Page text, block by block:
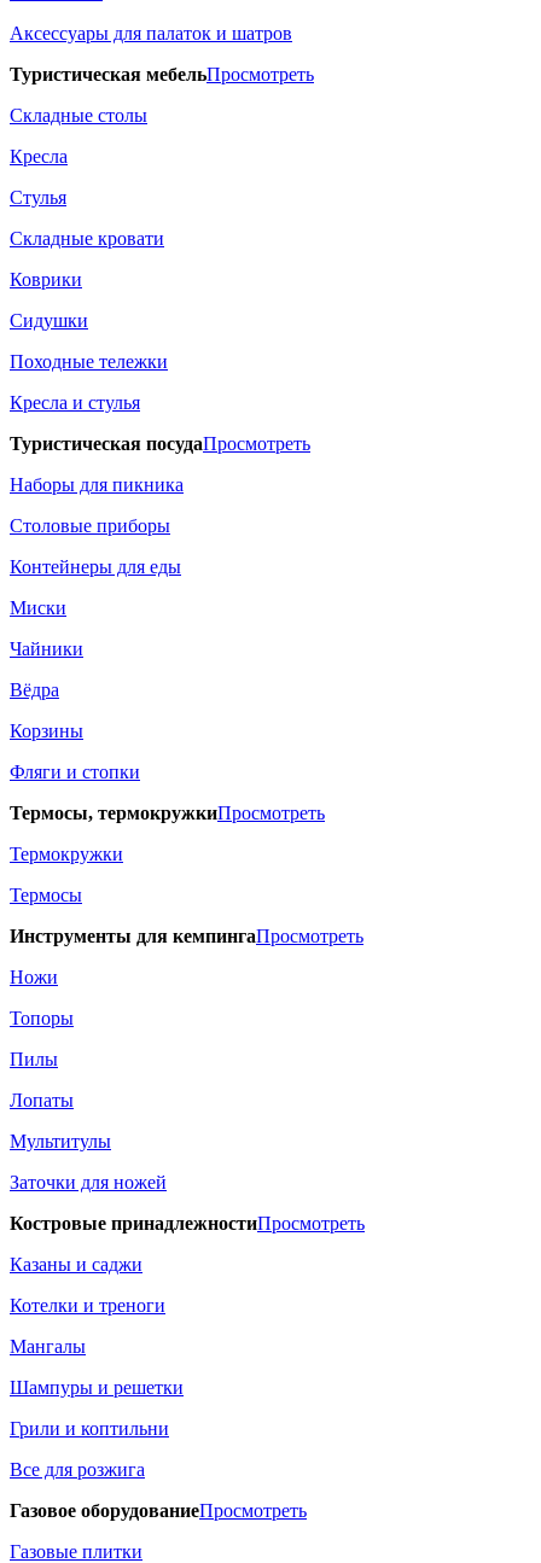
Аксессуары для палаток и шатров
Туристическая мебельПросмотреть
Складные столы
Кресла
Стулья
Складные кровати
Коврики
Сидушки
Походные тележки
Кресла и стулья
Туристическая посудаПросмотреть
Наборы для пикника
Столовые приборы
Контейнеры для еды
Миски
Чайники
Вёдра
Корзины
Фляги и стопки
Термосы, термокружкиПросмотреть
Термокружки
Термосы
Инструменты для кемпингаПросмотреть
Ножи
Топоры
Пилы
Лопаты
Мультитулы
Заточки для ножей
Костровые принадлежностиПросмотреть
Казаны и саджи
Котелки и треноги
Мангалы
Шампуры и решетки
Грили и коптильни
Все для розжига
Газовое оборудованиеПросмотреть
Газовые плитки